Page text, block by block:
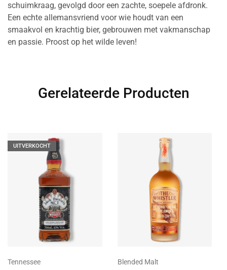
schuimkraag, gevolgd door een zachte, soepele afdronk.
Een echte allemansvriend voor wie houdt van een
smaakvol en krachtig bier, gebrouwen met vakmanschap
en passie. Proost op het wilde leven!
Gerelateerde Producten
UITVERKOCHT
Tennessee Blended Malt